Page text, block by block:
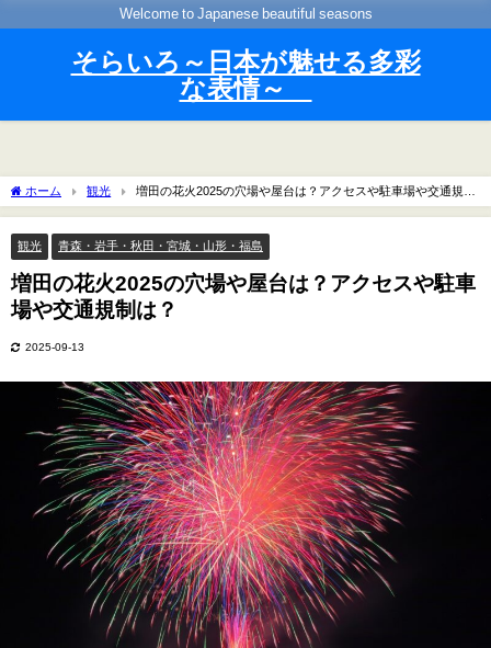
Welcome to Japanese beautiful seasons
そらいろ～日本が魅せる多彩
な表情～
ホーム 観光
増田の花火2025の穴場や屋台は？アクセスや駐車場や交通規制
は？
観光 青森・岩手・秋田・宮城・山形・福島
増田の花火2025の穴場や屋台は？アクセスや駐車
場や交通規制は？
2025-09-13